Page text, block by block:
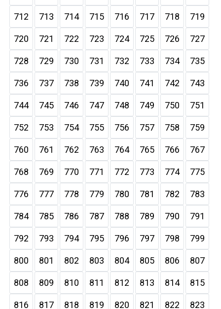
712 713 714 715 716 717 718 719
720 721 722 723 724 725 726 727
728 729 730 731 732 733 734 735
736 737 738 739 740 741 742 743
744 745 746 747 748 749 750 751
752 753 754 755 756 757 758 759
760 761 762 763 764 765 766 767
768 769 770 771 772 773 774 775
776 777 778 779 780 781 782 783
784 785 786 787 788 789 790 791
792 793 794 795 796 797 798 799
800 801 802 803 804 805 806 807
808 809 810 811 812 813 814 815
816 817 818 819 820 821 822 823